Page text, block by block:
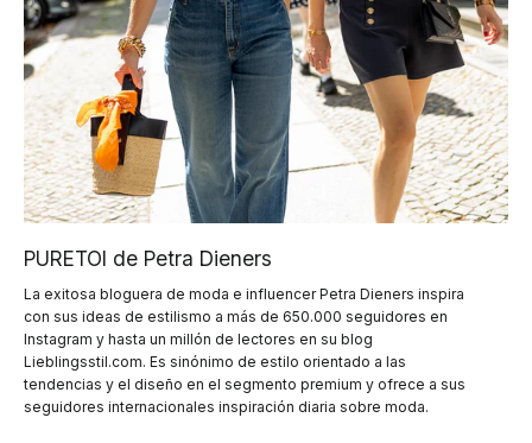
PURETOI de Petra Dieners
La exitosa bloguera de moda e influencer Petra Dieners inspira
con sus ideas de estilismo a más de 650.000 seguidores en
Instagram y hasta un millón de lectores en su blog
Lieblingsstil.com. Es sinónimo de estilo orientado a las
tendencias y el diseño en el segmento premium y ofrece a sus
seguidores internacionales inspiración diaria sobre moda.